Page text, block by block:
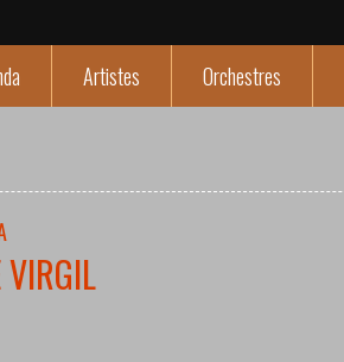
Artistes Orchestres
VIRGIL